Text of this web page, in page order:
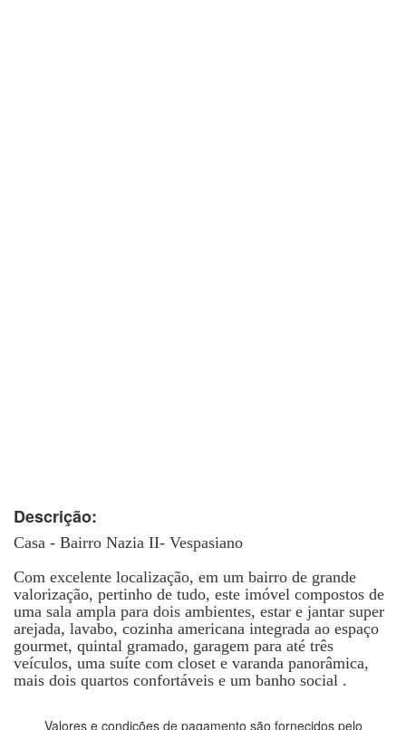
Descrição:
Casa - Bairro Nazia II- Vespasiano
Com excelente localização, em um bairro de grande
valorização, pertinho de tudo, este imóvel compostos de
uma sala ampla para dois ambientes, estar e jantar super
arejada, lavabo, cozinha americana integrada ao espaço
gourmet, quintal gramado, garagem para até três
veículos, uma suíte com closet e varanda panorâmica,
mais dois quartos confortáveis e um banho social .
Valores e condições de pagamento são fornecidos pelo